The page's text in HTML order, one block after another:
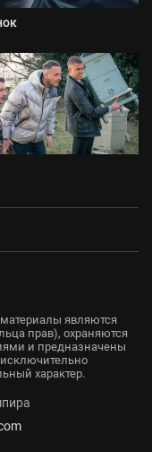
являются
прав), охраняются
и предназначены
характер.